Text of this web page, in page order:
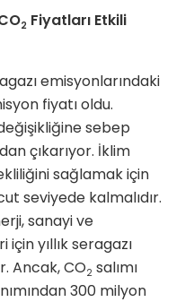
2 Fiyatları Etkili
emisyonlarındaki
fiyatı oldu.
sebep
çıkarıyor. İklim
sağlamak için
seviyede kalmalıdır.
sanayi ve
yıllık seragazı
Ancak, CO2 salımı
300 milyon